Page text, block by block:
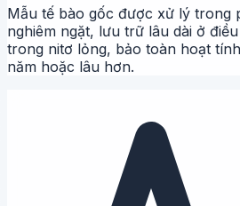
Mẫu tế bào gốc được xử lý trong
nghiêm ngặt, lưu trữ lâu dài ở
trong nitơ lỏng, bảo toàn hoạt
năm hoặc lâu hơn.